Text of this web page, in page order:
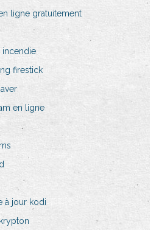
ligne gratuitement
incendie
firestick
en ligne
à jour kodi